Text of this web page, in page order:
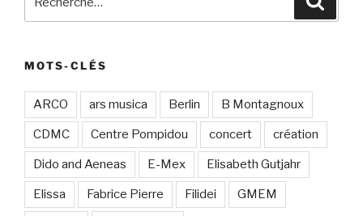
MOTS-CLÉS
ARCO ars musica Berlin B Montagnoux
CDMC Centre Pompidou concert création
Dido and Aeneas E-Mex Elisabeth Gutjahr
Elissa Fabrice Pierre Filidei GMEM